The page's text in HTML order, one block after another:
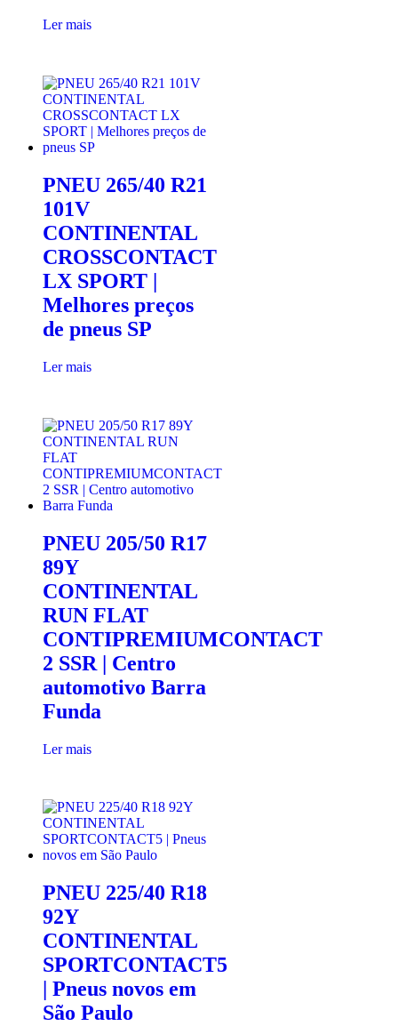
Ler mais
PNEU 265/40 R21
101V
CONTINENTAL
CROSSCONTACT
LX SPORT |
Melhores preços
de pneus SP
Ler mais
PNEU 205/50 R17
89Y
CONTINENTAL
RUN FLAT
CONTIPREMIUMCONTACT
2 SSR | Centro
automotivo Barra
Funda
Ler mais
PNEU 225/40 R18
92Y
CONTINENTAL
SPORTCONTACT5
| Pneus novos em
São Paulo